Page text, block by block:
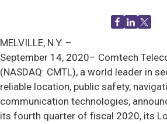
MELVILLE, N.Y. –
September 14, 2020– Comtech
(NASDAQ: CMTL), a world leader in
reliable location, public safety,
communication technologies,
its fourth quarter of fiscal 2020, its